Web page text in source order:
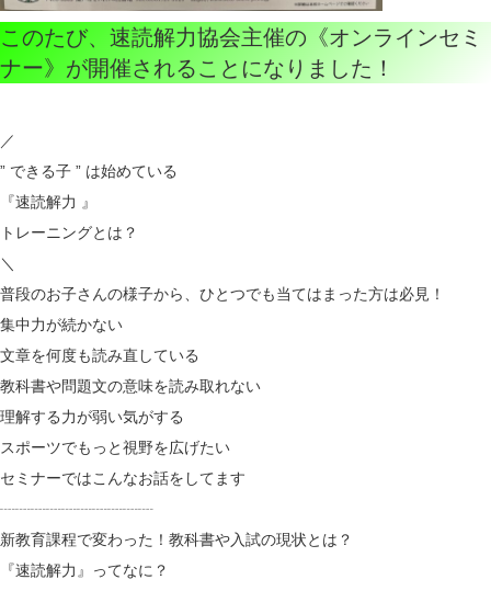
このたび、速読解力協会主催の《オンラインセミ
ナー》が開催されることになりました！
／
” できる子 ” は始めている
『速読解力 』
トレーニングとは？
＼
普段のお子さんの様子から、ひとつでも当てはまった方は必見！
集中力が続かない
文章を何度も読み直している
教科書や問題文の意味を読み取れない
理解する力が弱い気がする
スポーツでもっと視野を広げたい
セミナーではこんなお話をしてます
┈┈┈┈┈┈┈┈┈┈
新教育課程で変わった！教科書や入試の現状とは？
『速読解力』ってなに？